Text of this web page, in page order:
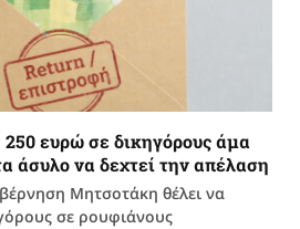
ευρώ σε δικηγόρους άμα
άσυλο να δεχτεί την απέλαση
Μητσοτάκη θέλει να
σε ρουφιάνους